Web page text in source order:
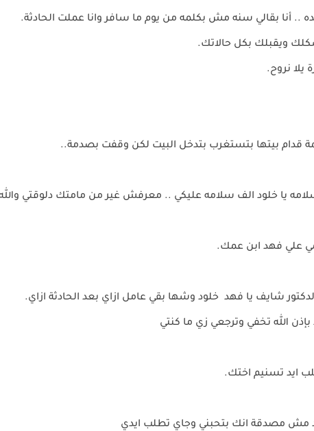
.. أنا بقالي سنه مش بكلمه من يوم ما سافر وانا عملت الحادثة.
ويقبلك بكل حالاتك.
نروح.
قدام بيتها بتستغرب بتدخل البيت لكن وقفت بصدمة..
يا خلود الف سلامه عليكي .. معرفش غير من مامتك دلوقتي
علي فهد ابن عمك.
شايف يا فهد خلود وشها بقي عامل ازاي بعد الحادثة ازاي.
الله تخفي وترجعي زي ما كنتي
تسنيم اختك.
مش مصدقة انك بتحبني وجاي تطلب ايدي